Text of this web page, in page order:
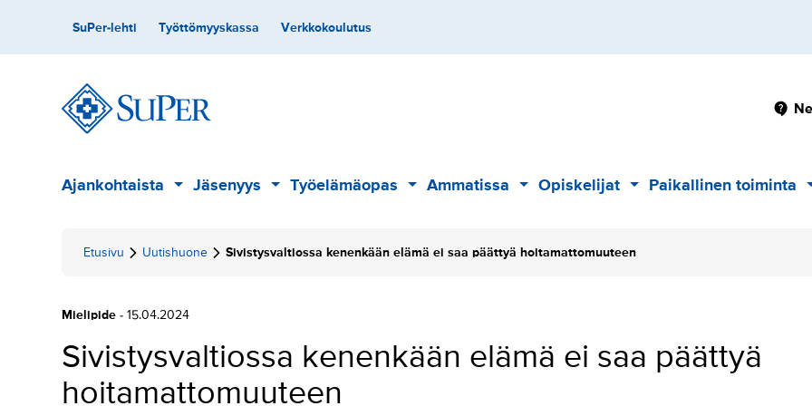
Toissijainen
SuPer-lehti Työttömyyskassa Verkkokoulutus
Päävalikko
Ajankohtaista Alavalikko
Jäsenyys Alavalikko
Työelämäopas Alavalikko
Ammatissa Alavalikko
Opiskelijat Alavalikko
Paikallinen toiminta
Etusivu Uutishuone Sivistysvaltiossa kenenkään elämä ei saa päättyä hoitamattomuuteen
Mielipide - 15.04.2024
Sivistysvaltiossa kenenkään elämä ei saa päättyä
hoitamattomuuteen